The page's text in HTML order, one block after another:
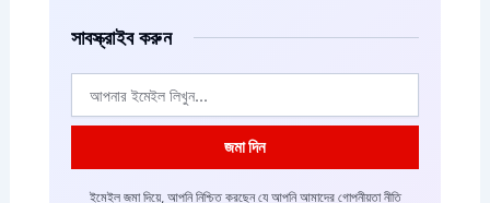
সাবস্ক্রাইব করুন
জমা দিন
ইমেইল জমা দিয়ে, আপনি নিশ্চিত করছেন যে আপনি আমাদের গোপনীয়তা নীতি